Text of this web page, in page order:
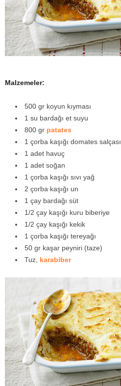
Malzemeler:
500 gr koyun kıyması
1 su bardağı et suyu
800 gr patates
1 çorba kaşığı domates salçası
1 adet havuç
1 adet soğan
1 çorba kaşığı sıvı yağ
2 çorba kaşığı un
1 çay bardağı süt
1/2 çay kaşığı kuru biberiye
1/2 çay kaşığı kekik
1 çorba kaşığı tereyağı
50 gr kaşar peyniri (taze)
Tuz, karabiber